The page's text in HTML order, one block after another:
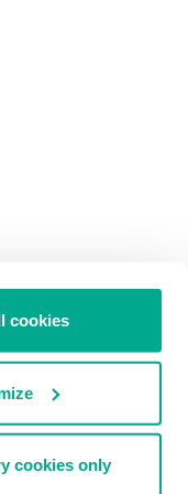
cookies
cookies only